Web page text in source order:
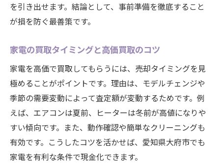
を引き出せます。結論として、事前準備を徹底すること
が損を防ぐ最善策です。
家電の買取タイミングと高価買取のコツ
家電を高価で買取してもらうには、売却タイミングを見
極めることがポイントです。理由は、モデルチェンジや
季節の需要変動によって査定額が変動するためです。例
えば、エアコンは夏前、ヒーターは冬前が高値になりや
すい傾向です。また、動作確認や簡単なクリーニングも
有効です。こうしたコツを活かせば、愛知県大府市でも
家電を有利な条件で現金化できます。